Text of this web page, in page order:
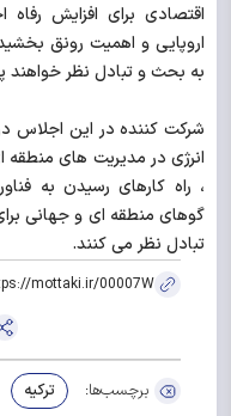
اقتصادی برای افزایش
اروپایی و اهمیت رونق
به بحث و تبادل نظر خواهند
شرکت کننده در این اجلاس
انرژی در مدیریت های منطقه
، راه کارهای رسیدن به
گوهای منطقه ای و جهانی
تبادل نظر می کنند.
mottaki.ir/00007W
برچسب‌ها: ترکیه